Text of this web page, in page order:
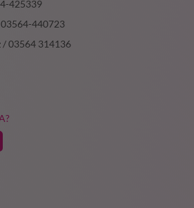
425339
03564-440723
/ 03564 314136